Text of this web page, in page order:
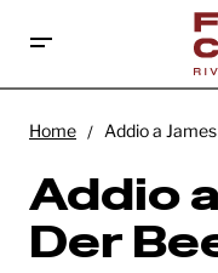
Home Addio a
Addio
Der